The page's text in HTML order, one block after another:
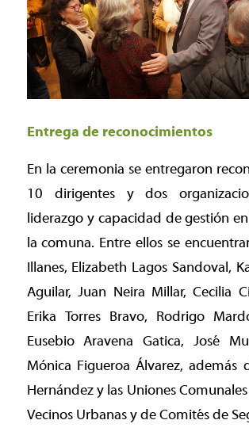
Entrega de reconocimientos
En la ceremonia se entregaron
10 dirigentes y dos
liderazgo y capacidad de gestión
la comuna. Entre ellos se
Illanes, Elizabeth Lagos Sandoval,
Aguilar, Juan Neira Millar, Cecilia
Erika Torres Bravo, Rodrigo
Eusebio Aravena Gatica, José
Mónica Figueroa Álvarez, además
Hernández y las Uniones
Vecinos Urbanas y de Comités de